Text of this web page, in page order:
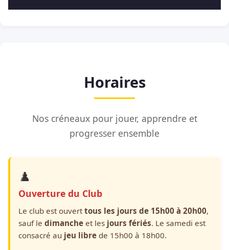
Horaires
Nos créneaux pour jouer, apprendre et
progresser ensemble
♟️
Ouverture du Club
Le club est ouvert tous les jours de 15h00 à 20h00,
sauf le dimanche et les jours fériés. Le samedi est
consacré au jeu libre de 15h00 à 18h00.